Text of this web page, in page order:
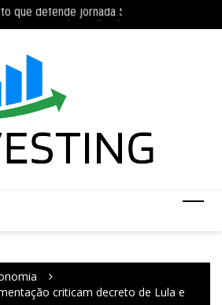
prazo de auxílio-doença sem perícia;
criticam decreto de Lula e